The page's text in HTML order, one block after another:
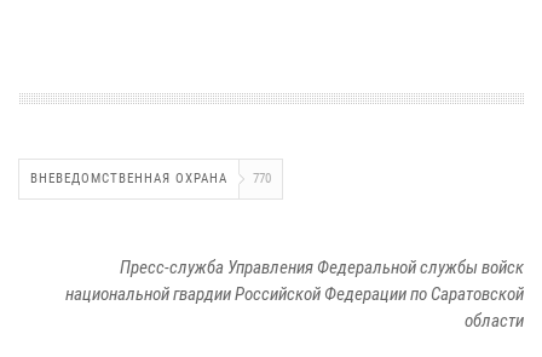
ВНЕВЕДОМСТВЕННАЯ ОХРАНА 770
Пресс-служба Управления Федеральной службы войск
национальной гвардии Российской Федерации по Саратовской
области